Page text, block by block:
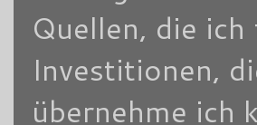
Quellen, die
Investitionen,
übernehme ich